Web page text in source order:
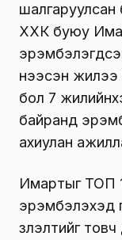
ХХК буюу
нээсэн
бол 7
байранд
ахиулан
Имартыг ТОП
эрэмбэлэхэд
үзүүлэлтийг